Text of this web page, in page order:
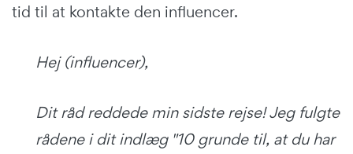
tid til at kontakte den influencer.
Hej (influencer),
Dit råd reddede min sidste rejse! Jeg fulgte
rådene i dit indlæg "10 grunde til, at du har